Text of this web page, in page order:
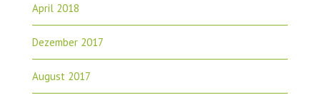
April 2018
Dezember 2017
August 2017